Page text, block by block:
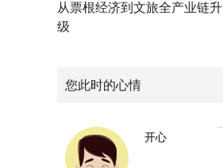
从票根经济到文旅全产业链升
级
您此时的心情
开心